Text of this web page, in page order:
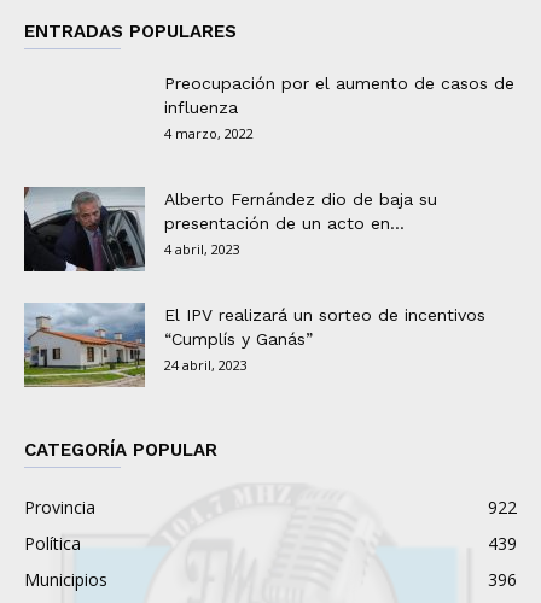
ENTRADAS POPULARES
Preocupación por el aumento de casos de
influenza
4 marzo, 2022
Alberto Fernández dio de baja su
presentación de un acto en...
4 abril, 2023
El IPV realizará un sorteo de incentivos
“Cumplís y Ganás”
24 abril, 2023
CATEGORÍA POPULAR
Provincia
922
Política
439
Municipios
396